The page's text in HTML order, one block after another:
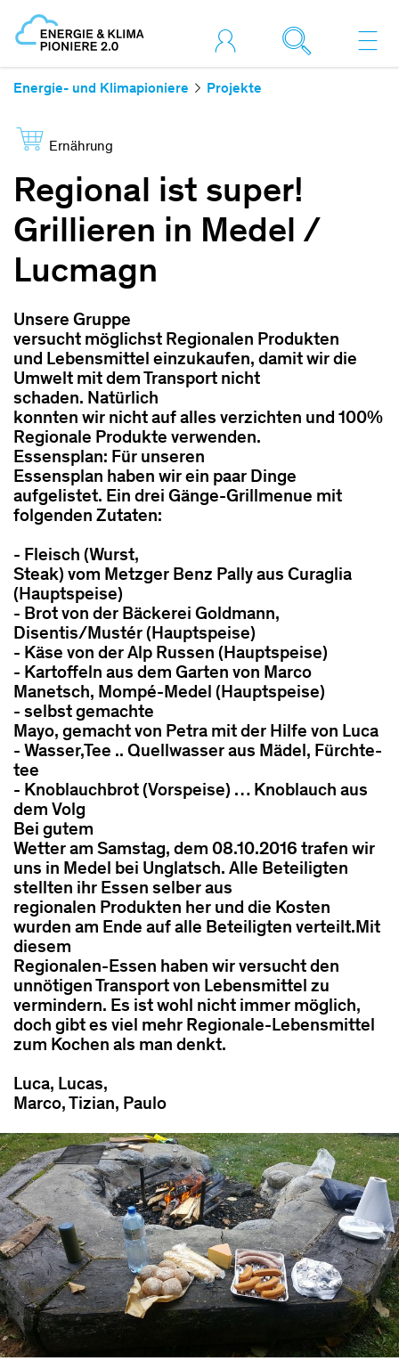
Energie- und Klimapioniere Projekte
Ernährung
Regional ist super!
Grillieren in Medel /
Lucmagn
Unsere Gruppe
versucht möglichst Regionalen Produkten
und Lebensmittel einzukaufen, damit wir die
Umwelt mit dem Transport nicht
schaden. Natürlich
konnten wir nicht auf alles verzichten und 100%
Regionale Produkte verwenden.
Essensplan: Für unseren
Essensplan haben wir ein paar Dinge
aufgelistet. Ein drei Gänge-Grillmenue mit
folgenden Zutaten:
- Fleisch (Wurst,
Steak) vom Metzger Benz Pally aus Curaglia
(Hauptspeise)
- Brot von der Bäckerei Goldmann,
Disentis/Mustér (Hauptspeise)
- Käse von der Alp Russen (Hauptspeise)
- Kartoffeln aus dem Garten von Marco
Manetsch, Mompé-Medel (Hauptspeise)
- selbst gemachte
Mayo, gemacht von Petra mit der Hilfe von Luca
- Wasser,Tee .. Quellwasser aus Mädel, Fürchte-
tee
- Knoblauchbrot (Vorspeise) … Knoblauch aus
dem Volg
Bei gutem
Wetter am Samstag, dem 08.10.2016 trafen wir
uns in Medel bei Unglatsch. Alle Beteiligten
stellten ihr Essen selber aus
regionalen Produkten her und die Kosten
wurden am Ende auf alle Beteiligten verteilt.Mit
diesem
Regionalen-Essen haben wir versucht den
unnötigen Transport von Lebensmittel zu
vermindern. Es ist wohl nicht immer möglich,
doch gibt es viel mehr Regionale-Lebensmittel
zum Kochen als man denkt.
Luca, Lucas,
Marco, Tizian, Paulo